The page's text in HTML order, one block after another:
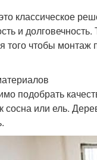
классическое
и
чтобы монтаж
подобрать
сосна или ель.